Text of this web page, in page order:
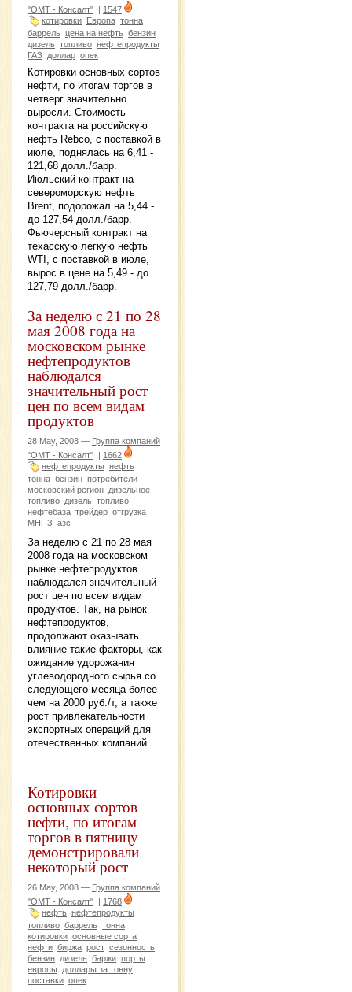
"ОМТ - Консалт" | 1547
котировки Европа тонна
баррель цена на нефть бензин
дизель топливо нефтепродукты
ГАЗ
доллар опек
Котировки основных сортов
нефти, по итогам торгов в
четверг значительно
выросли. Стоимость
контракта на российскую
нефть Rebco, с поставкой в
июле, поднялась на 6,41 -
121,68 долл./барр.
Июльский контракт на
североморскую нефть
Brent, подорожал на 5,44 -
до 127,54 долл./барр.
Фьючерсный контракт на
техасскую легкую нефть
WTI, с поставкой в июле,
вырос в цене на 5,49 - до
127,79 долл./барр.
За неделю с 21 по 28
мая 2008 года на
московском рынке
нефтепродуктов
наблюдался
значительный рост
цен по всем видам
продуктов
28 May, 2008 — Группа компаний
"ОМТ - Консалт" | 1662
нефтепродукты нефть
тонна бензин потребители
московский регион дизельное
топливо дизель топливо
нефтебаза трейдер отгрузка
МНПЗ азс
За неделю с 21 по 28 мая
2008 года на московском
рынке нефтепродуктов
наблюдался значительный
рост цен по всем видам
продуктов. Так, на рынок
нефтепродуктов,
продолжают оказывать
влияние такие факторы, как
ожидание удорожания
углеводородного сырья со
следующего месяца более
чем на 2000 руб./т, а также
рост привлекательности
экспортных операций для
отечественных компаний.
Котировки
основных сортов
нефти, по итогам
торгов в пятницу
демонстрировали
некоторый рост
26 May, 2008 — Группа компаний
"ОМТ - Консалт" | 1768
нефть нефтепродукты
топливо баррель тонна
котировки основные сорта
нефти биржа рост сезонность
бензин дизель баржи порты
европы
доллары за тонну
поставки опек